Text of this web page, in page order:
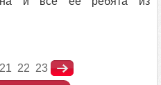
21 22 23